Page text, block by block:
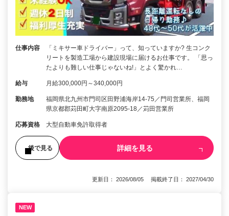
仕事内容
「ミキサー車ドライバー」って、知っていますか? 生コンク
リートを製造工場から建設現場に届けるお仕事です。 「思っ
たよりも難しい仕事じゃないね!」とよく驚かれ…
給与 月給300,000円～340,000円
勤務地
福岡県北九州市門司区田野浦海岸14-75／門司営業所、福岡
県京都郡苅田町大字南原2095-18／苅田営業所
応募資格 大型自動車免許取得者
後で見る 詳細を見る
更新日： 2026/08/05 掲載終了日： 2027/04/30
NEW